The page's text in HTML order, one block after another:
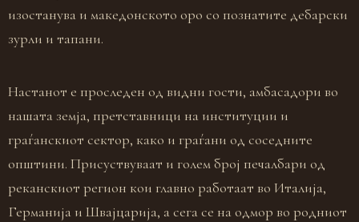
изостанува и македонското оро со познатите дебарски
зурли и тапани.
Настанот е проследен од видни гости, амбасадори во
нашата земја, претставници на институции и
граѓанскиот сектор, како и граѓани од соседните
општини. Присуствуваат и голем број печалбари од
реканскиот регион кои главно работаат во Италија,
Германија и Швајцарија, а сега се на одмор во родниот